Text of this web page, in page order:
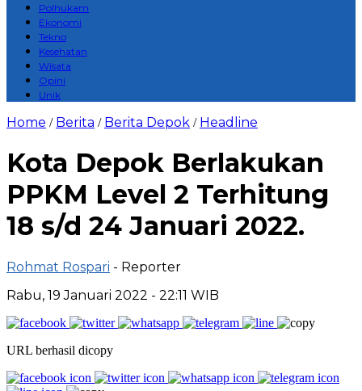
Polhukam
Ekonomi
Tekno
Kesehatan
Wisata
Opini
Unik
Home / Berita / Berita Depok / Headline
Kota Depok Berlakukan
PPKM Level 2 Terhitung
18 s/d 24 Januari 2022.
Rohmat Rospari - Reporter
Rabu, 19 Januari 2022 - 22:11 WIB
URL berhasil dicopy